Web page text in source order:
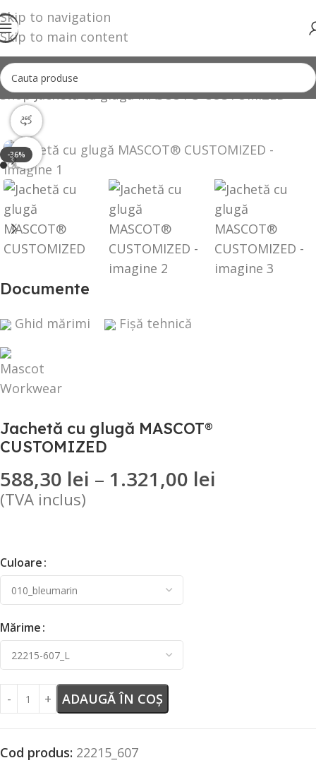
Skip to navigation
Skip to main content
Shop Jachetă cu glugă MASCOT® CUSTOMIZED
-36%
360 product view
Click to enlarge
Documente
Ghid mărimi Fișă tehnică
Jachetă cu glugă MASCOT®
CUSTOMIZED
588,30 lei – 1.321,00 lei
(TVA inclus)
Culoare
Mărime
ADAUGĂ ÎN COȘ
Cod produs: 22215_607